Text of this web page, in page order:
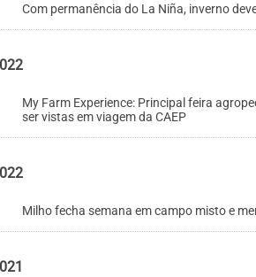
Com permanência do La Niña, inverno
My Farm Experience: Principal feira
ser vistas em viagem da CAEP
Milho fecha semana em campo misto e